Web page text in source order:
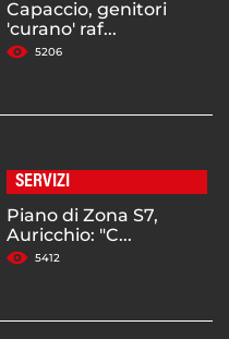
Capaccio, genitori
'curano' raf...
5206
SERVIZI
Piano di Zona S7,
Auricchio: "C...
5412